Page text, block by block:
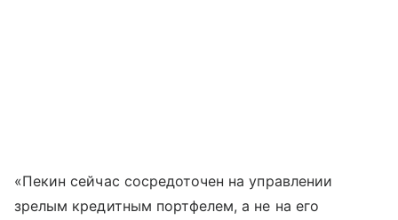
«Пекин сейчас сосредоточен на управлении
зрелым кредитным портфелем, а не на его